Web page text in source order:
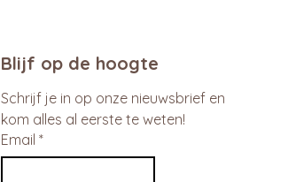
Blijf op de hoogte
Schrijf je in op onze nieuwsbrief en
kom alles al eerste te weten!
Email *